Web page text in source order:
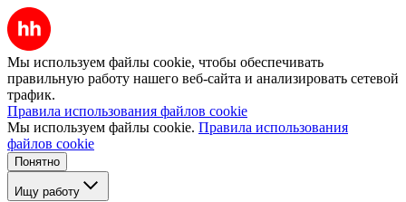
Мы используем файлы cookie, чтобы обеспечивать
правильную работу нашего веб-сайта и анализировать сетевой
трафик.
Правила использования файлов cookie
Мы используем файлы cookie. Правила использования
файлов cookie
Понятно
Ищу работу